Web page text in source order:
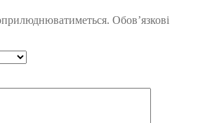
Обов’язкові